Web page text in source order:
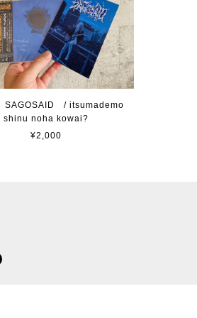
SAGOSAID / itsumademo
shinu noha kowai?
¥2,000